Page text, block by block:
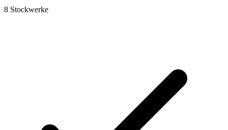
8 Stockwerke